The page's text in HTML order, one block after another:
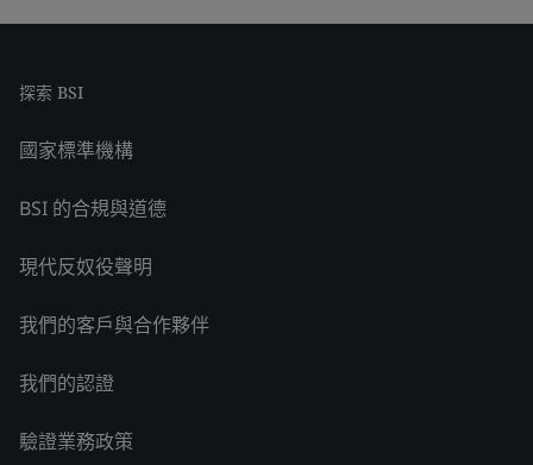
探索 BSI
國家標準機構
BSI 的合規與道德
現代反奴役聲明
我們的客戶與合作夥伴
我們的認證
驗證業務政策